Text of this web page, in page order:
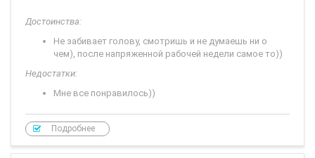
Достоинства:
Не забивает голову, смотришь и не думаешь ни о
чем), после напряженной рабочей недели самое то))
Недостатки:
Мне все понравилось))
Всем привет)!
Давно не писала отзывы, т. к после декрета приступила к
работе и времени совсем мало)...
Подробнее